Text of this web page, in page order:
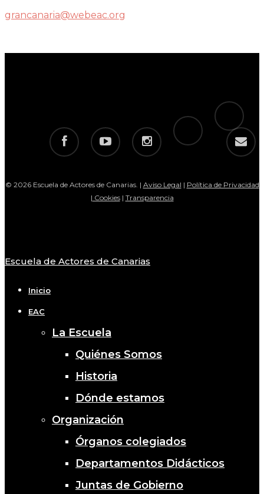
grancanaria@webeac.org
facebook youtube instagram
telegram
tiktok
email
© 2026 Escuela de Actores de Canarias. | Aviso Legal | Política de Privacidad
| Cookies| Transparencia
Close
Escuela de Actores de Canarias
Inicio
EAC
La Escuela
Quiénes Somos
Historia
Dónde estamos
Organización
Órganos colegiados
Departamentos Didácticos
Juntas de Gobierno